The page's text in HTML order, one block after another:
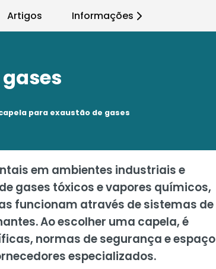
Artigos Informações
para exaustão de gases
em ambientes industriais e
gases tóxicos e vapores químicos,
funcionam através de sistemas de
Ao escolher uma capela, é
normas de segurança e espaço
especializados.